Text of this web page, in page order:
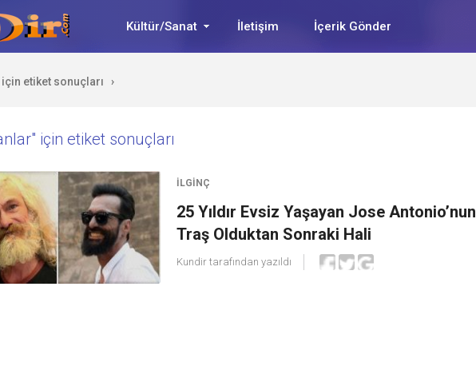
Kültür/Sanat İletişim İçerik Gönder
etiket sonuçları ›
için etiket sonuçları
İLGINÇ
25 Yıldır Evsiz Yaşayan Jose Antonio’nun
Traş Olduktan Sonraki Hali
Kundir tarafından yazıldı